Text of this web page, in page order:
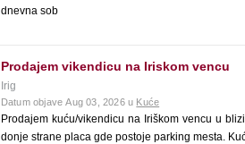
dnevna sob
Prodajem vikendicu na Iriskom vencu
Irig
Datum objave Aug 03, 2026 u Kuće
Prodajem kuću/vikendicu na Iriškom vencu u
donje strane placa gde postoje parking mesta.